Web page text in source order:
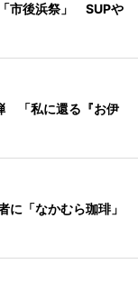
市後浜祭」 SUPや
「私に還る『お伊
に「なかむら珈琲」